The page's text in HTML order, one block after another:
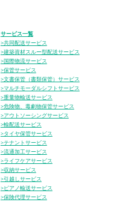
サービス一覧
>共同配送サービス
>建築資材スルー型配送サービス
>国際物流サービス
>保管サービス
>文書保管（書類保管）サービス
>マルチモーダルシフトサービス
>重量物輸送サービス
>危険物、毒劇物保管サービス
>アウトソーシングサービス
>輸配送サービス
>タイヤ保管サービス
>テナントサービス
>流通加工サービス
>ライフケアサービス
>収納サービス
>引越しサービス
>ピアノ輸送サービス
>保険代理サービス